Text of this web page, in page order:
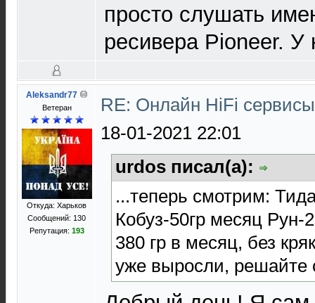
просто слушать
ресивера Pioneer. У
Aleksandr77
Ветеран
Откуда: Харьков
Сообщений: 130
Репутация: 193
RE: Онлайн HiFi
18-01-2021 22:01
urdos писал(а):
...теперь смотрим:
Кобуз-50гр месяц Рун-
380 гр в месяц, без
уже выросли, решайте